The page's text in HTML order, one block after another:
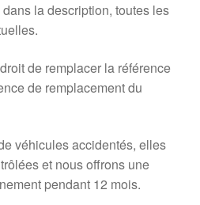
la description, toutes les
de remplacer la référence
de remplacement du
véhicules accidentés, elles
et nous offrons une
pendant 12 mois.